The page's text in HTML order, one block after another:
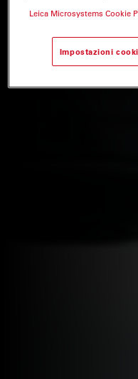
Leica Microsystems Cookie
Impostazioni